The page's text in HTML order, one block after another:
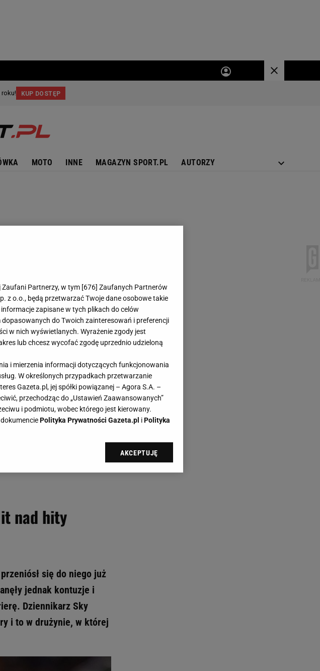
MOTO INNE MAGAZYN SPORT.PL AUTORZY
nad hity
się do niego już
jednak kontuzje i
Dziennikarz Sky
i to w drużynie, w której
Zaufani Partnerzy, w tym [676] Zaufanych Partnerów
z o.o., będą przetwarzać Twoje dane osobowe takie
zapisane w tych plikach do celów
do Twoich zainteresowań i preferencji
w nich wyświetlanych. Wyrażenie zgody jest
lub chcesz wycofać zgodę uprzednio udzieloną
i mierzenia informacji dotyczących funkcjonowania
W określonych przypadkach przetwarzanie
Gazeta.pl, jej spółki powiązanej – Agora S.A. –
przechodząc do „Ustawień Zaawansowanych”
i podmiotu, wobec którego jest kierowany.
Polityka Prywatności Gazeta.pl iPolityka
plików cookie Gazeta.pl sp. z o.o., jej
w każdej chwili zmienić swoje preferencje
w następujących celach:
AKCEPTUJĘ